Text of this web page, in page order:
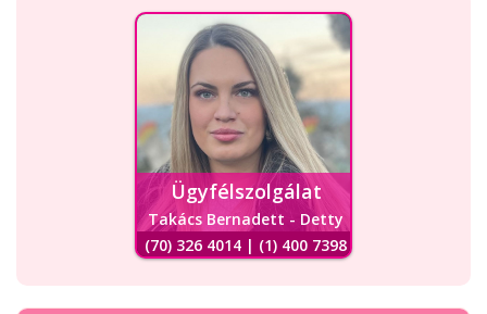
Ügyfélszolgálat
Takács Bernadett - Detty
(70) 326 4014 | (1) 400 7398